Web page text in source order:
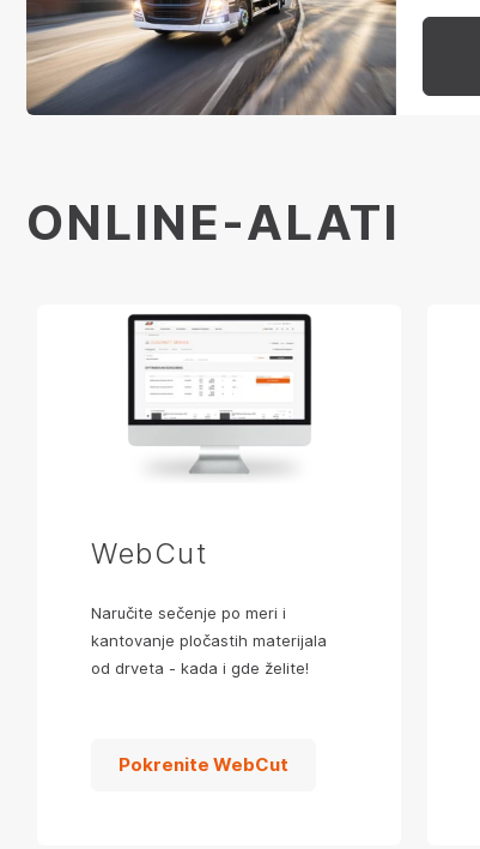
ONLINE-ALATI
WebCut
Naručite sečenje po meri i
kantovanje pločastih materijala
od drveta - kada i gde želite!
Pokrenite WebCut